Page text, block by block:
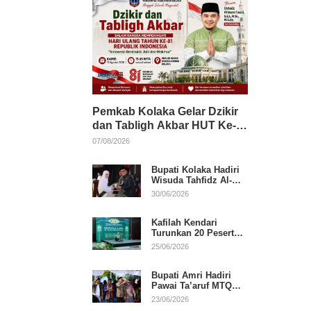
Pemkab Kolaka Gelar Dzikir
dan Tabligh Akbar HUT Ke-
81 RI, Hadirkan Dai Nasional
07/08/2026
Bupati Kolaka Hadiri
Wisuda Tahfidz Al-
Qur’an, Komitmen
30/06/2026
Kafilah Kendari
Turunkan 20 Peserta
pada Hari Pertama
25/06/2026
Bupati Amri Hadiri
Pawai Ta’aruf MTQ
XXXI Sultra, Beri
23/06/2026